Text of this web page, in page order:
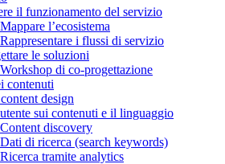
il funzionamento del servizio
l’ecosistema
i flussi di servizio
le soluzioni
di co-progettazione
contenuti
design
sui contenuti e il linguaggio
discovery
di ricerca (search keywords)
tramite analytics